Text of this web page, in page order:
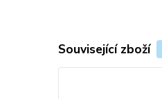
Související zboží